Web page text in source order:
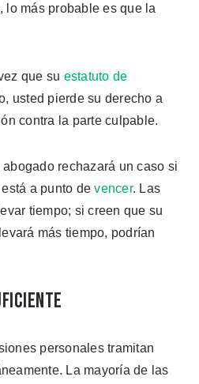
lo más probable es que la
que su estatuto de
usted pierde su derecho a
contra la parte culpable.
rechazará un caso si
a punto devencer. Las
tiempo; si creen que su
más tiempo, podrían
personales tramitan
La mayoría de las